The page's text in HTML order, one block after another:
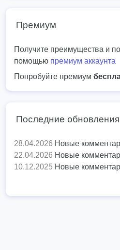
Премиум
Получите преимущества и
помощью премиум аккаунта
Попробуйте премиум
Последние обновления
28.04.2026 Новые
22.04.2026 Новые
10.12.2025 Новые